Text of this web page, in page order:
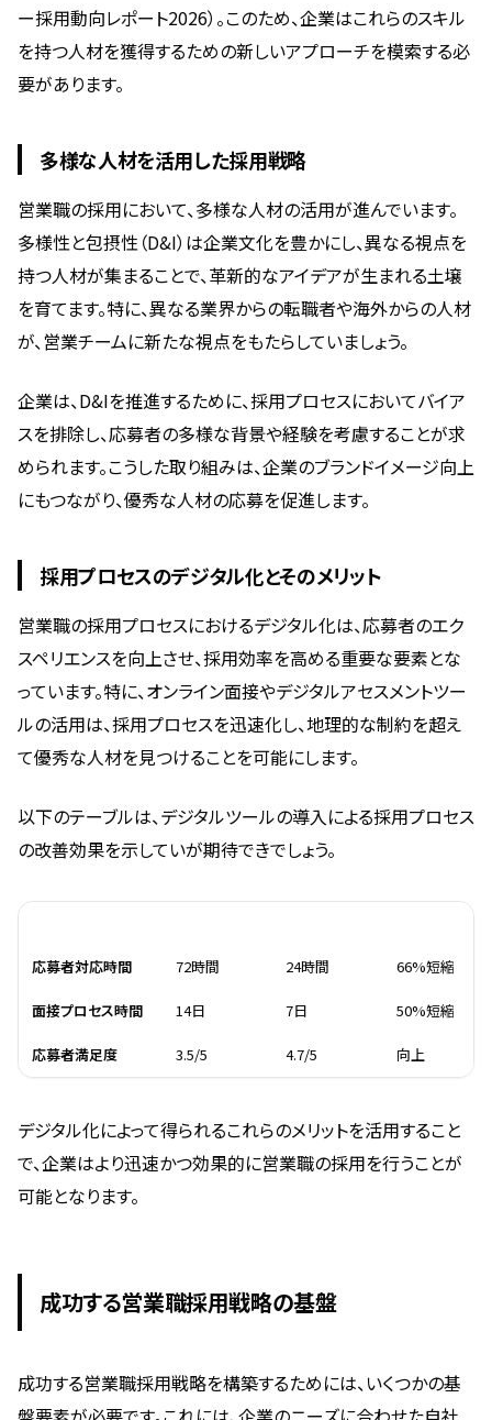
ー採用動向レポート2026）。このため、企業はこれらのスキル
を持つ人材を獲得するための新しいアプローチを模索する必
要があります。
多様な人材を活用した採用戦略
営業職の採用において、多様な人材の活用が進んでいます。
多様性と包摂性（D&I）は企業文化を豊かにし、異なる視点を
持つ人材が集まることで、革新的なアイデアが生まれる土壌
を育てます。特に、異なる業界からの転職者や海外からの人材
が、営業チームに新たな視点をもたらしていましょう。
企業は、D&Iを推進するために、採用プロセスにおいてバイア
スを排除し、応募者の多様な背景や経験を考慮することが求
められます。こうした取り組みは、企業のブランドイメージ向上
にもつながり、優秀な人材の応募を促進します。
採用プロセスのデジタル化とそのメリット
営業職の採用プロセスにおけるデジタル化は、応募者のエク
スペリエンスを向上させ、採用効率を高める重要な要素とな
っています。特に、オンライン面接やデジタルアセスメントツー
ルの活用は、採用プロセスを迅速化し、地理的な制約を超え
て優秀な人材を見つけることを可能にします。
以下のテーブルは、デジタルツールの導入による採用プロセス
の改善効果を示していが期待できでしょう。
応募者対応時間 72時間 24時間 66%短縮
面接プロセス時間 14日 7日 50%短縮
応募者満足度 3.5/5 4.7/5 向上
デジタル化によって得られるこれらのメリットを活用すること
で、企業はより迅速かつ効果的に営業職の採用を行うことが
可能となります。
成功する営業職採用戦略の基盤
成功する営業職採用戦略を構築するためには、いくつかの基